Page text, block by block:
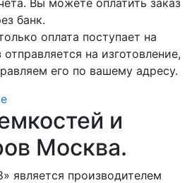
Вы можете оплатить заказ
банк.
оплата поступает на
отправляется на изготовление,
его по вашему адресу.
и
Москва.
является производителем